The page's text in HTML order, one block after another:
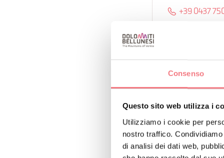
Consenso
Questo sito web utilizza i
Utilizziamo i cookie per
nostro traffico.
di analisi dei dati web,
+39 0437
RICHIEDI